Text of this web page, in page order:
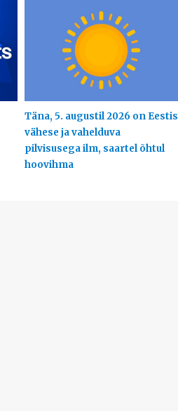
Täna, 5. augustil 2026 on Eestis
vähese ja vahelduva
pilvisusega ilm, saartel õhtul
hoovihma